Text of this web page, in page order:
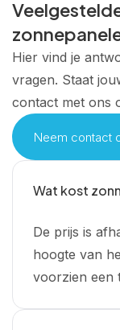
Hier vind je
vragen. Staat
contact met ons
Neem contact
Wat kost
De prijs is
hoogte van
voorzien een